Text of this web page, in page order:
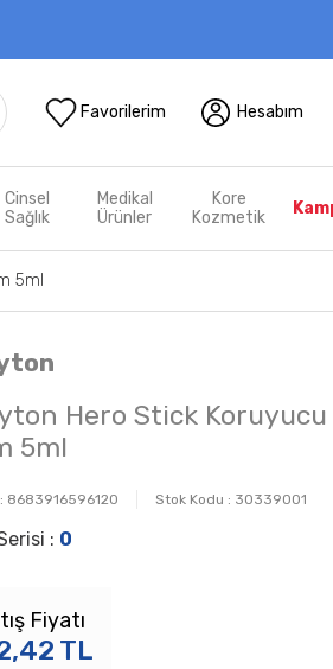
Favorilerim Hesabım
Cinsel
Sağlık
Medikal
Ürünler
Kore
Kozmetik
5ml
Hero Stick Koruyucu
5ml
8683916596120 Stok Kodu : 30339001
: 0
Fiyatı
TL